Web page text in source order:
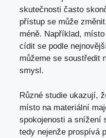
skutečnosti často
přístup se může
méně. Například,
cídit se podle
můžeme se soustředit
smysl.
Různé studie ukazují,
místo na materiální
spokojenosti a snížení
tedy nejenže prospívá